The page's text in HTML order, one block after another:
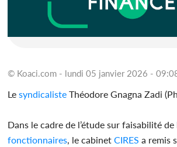
© Koaci.com - lundi 05 janvier 2026 -
Lesyndicaliste Théodore Gnagna Zadi
Dans le cadre de l’étude sur faisabilité de
fonctionnaires , le cabinetCIRES a remis